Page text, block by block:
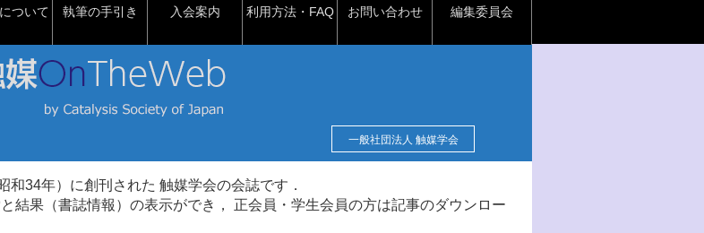
ついて 執筆の手引き 入会案内 利用方法・FAQ お問い合わせ 編集委員会
一般社団法人 触媒学会
和34年）に創刊された 触媒学会の会誌です．
結果（書誌情報）の表示ができ， 正会員・学生会員の方は記事のダウンロー